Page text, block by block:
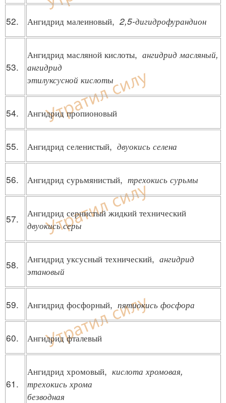
52. Ангидрид малеиновый, 2,5-дигидрофурандион
53.
Ангидрид масляной кислоты, ангидрид масляный,
ангидрид
этилуксусной кислоты
54. Ангидрид пропионовый
55. Ангидрид селенистый, двуокись селена
56. Ангидрид сурьмянистый, трехокись сурьмы
57.
Ангидрид сернистый жидкий технический
двуокись серы
58. Ангидрид уксусный технический, ангидрид
этановый
59. Ангидрид фосфорный, пятиокись фосфора
60. Ангидрид фталевый
61.
Ангидрид хромовый, кислота хромовая,
трехокись хрома
безводная